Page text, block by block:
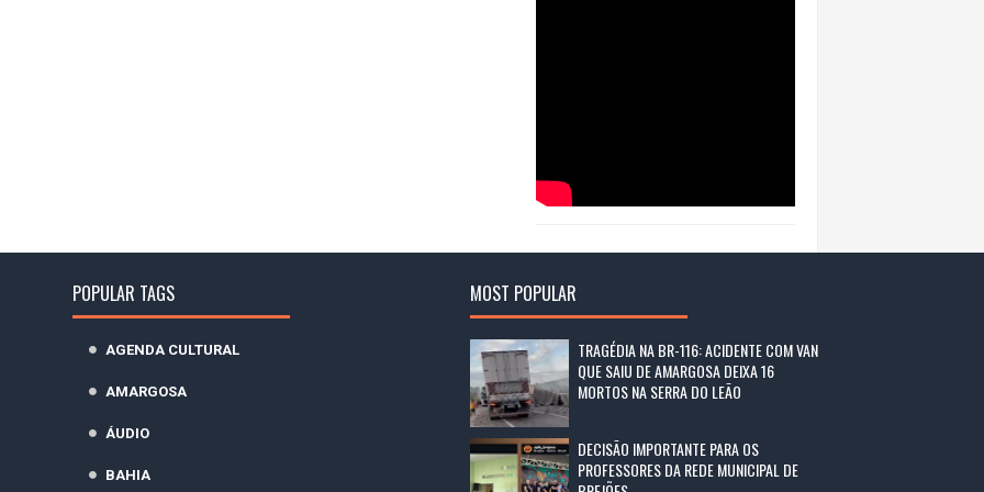
POPULAR TAGS
AGENDA CULTURAL
AMARGOSA
ÁUDIO
BAHIA
MOST POPULAR
TRAGÉDIA NA BR-116: ACIDENTE COM VAN
QUE SAIU DE AMARGOSA DEIXA 16
MORTOS NA SERRA DO LEÃO
DECISÃO IMPORTANTE PARA OS
PROFESSORES DA REDE MUNICIPAL DE